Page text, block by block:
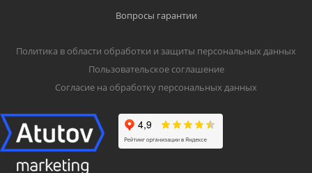
Вопросы гарантии
Политика в области обработки и защиты персональных данных
Пользовательское соглашение
Согласие на обработку персональных данных